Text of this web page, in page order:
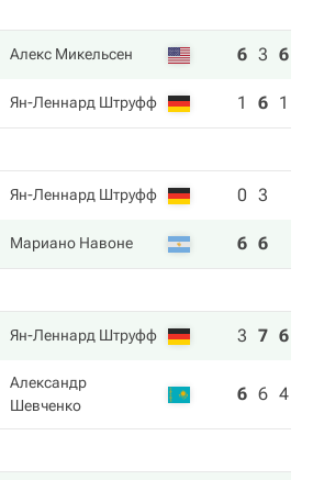
Алекс Микельсен 6 3 6
Ян-Леннард Штруфф 1 6 1
Ян-Леннард Штруфф 0 3
Мариано Навоне 6 6
Ян-Леннард Штруфф 3 7 6
Александр
Шевченко
6 6 4